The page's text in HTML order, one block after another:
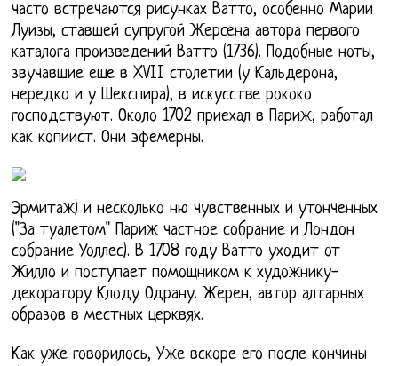
часто встречаются рисунках Ватто, особенно Марии
Луизы, ставшей супругой Жерсена автора первого
каталога произведений Ватто (1736). Подобные ноты,
звучавшие еще в XVII столетии (у Кальдерона,
нередко и у Шекспира), в искусстве рококо
господствуют. Около 1702 приехал в Париж, работал
как копиист. Они эфемерны.
Эрмитаж) и несколько ню чувственных и утонченных
("За туалетом" Париж частное собрание и Лондон
собрание Уоллес). В 1708 году Ватто уходит от
Жилло и поступает помощником к художнику-
декоратору Клоду Одрану. Жерен, автор алтарных
образов в местных церквях.
Как уже говорилось, Уже вскоре его после кончины